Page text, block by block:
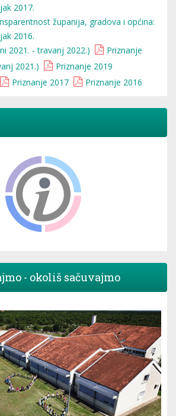
2017.
županija, gradova i općina:
2016.
2021. - travanj 2022.)
Priznanje
2021.)
Priznanje 2019
Priznanje 2017 Priznanje 2016
- okoliš sačuvajmo